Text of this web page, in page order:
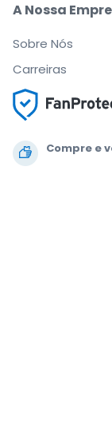
Compre e
A Nossa
Sobre Nós
Carreiras